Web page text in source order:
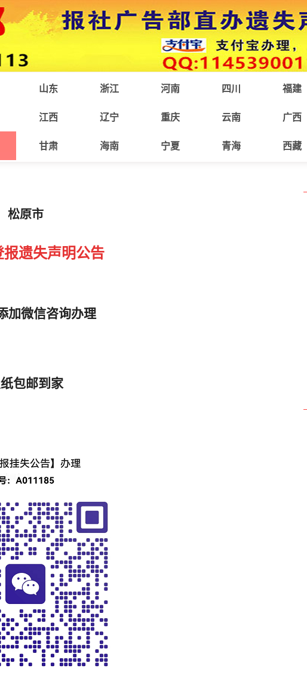
山东 浙江 河南 四川 福建
江西 辽宁 重庆 云南 广西
甘肃 海南 宁夏 青海 西藏
松原市
报遗失声明公告
加微信咨询办理
包邮到家